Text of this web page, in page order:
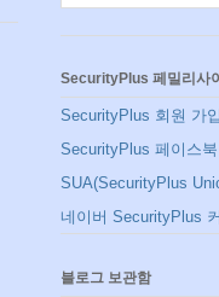
SecurityPlus 페밀리사
SecurityPlus 회원 가입
SecurityPlus 페이스
SUA(SecurityPlus
네이버 SecurityPlus
블로그 보관함